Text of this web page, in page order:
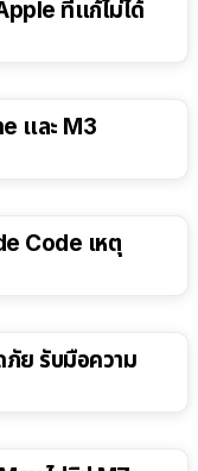
ที่แก้ไม่ได้
และ M3
Code เหตุ
ย รับมือความ